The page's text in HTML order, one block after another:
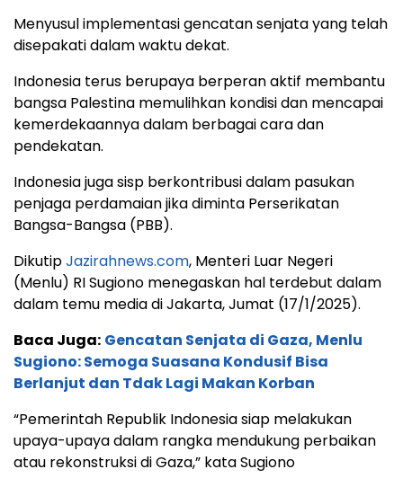
Menyusul implementasi gencatan senjata yang telah
disepakati dalam waktu dekat.
Indonesia terus berupaya berperan aktif membantu
bangsa Palestina memulihkan kondisi dan mencapai
kemerdekaannya dalam berbagai cara dan
pendekatan.
Indonesia juga sisp berkontribusi dalam pasukan
penjaga perdamaian jika diminta Perserikatan
Bangsa-Bangsa (PBB).
DikutipJazirahnews.com, Menteri Luar Negeri
(Menlu) RI Sugiono menegaskan hal terdebut dalam
dalam temu media di Jakarta, Jumat (17/1/2025).
Baca Juga: Gencatan Senjata di Gaza, Menlu
Sugiono: Semoga Suasana Kondusif Bisa
Berlanjut dan Tdak Lagi Makan Korban
“Pemerintah Republik Indonesia siap melakukan
upaya-upaya dalam rangka mendukung perbaikan
atau rekonstruksi di Gaza,” kata Sugiono